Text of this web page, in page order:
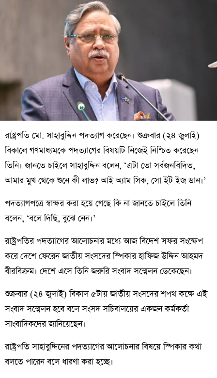
রাষ্ট্রপতি মো. সাহাবুদ্দিন পদত্যাগ করেছেন। শুক্রবার (২৪ জুলাই)
বিকালে গণমাধ্যমকে পদত্যাগের বিষয়টি নিজেই নিশ্চিত করেছেন
তিনি। জানতে চাইলে সাহাবুদ্দিন বলেন, ‘এটা তো সর্বজনবিদিত,
আমার মুখ থেকে শুনে কী লাভ? আই অ্যাম সিক, সো ইট ইজ ডান।’
পদত্যাগপত্রে স্বাক্ষর করা হয়ে গেছে কি না জানতে চাইলে তিনি
বলেন, ‘বলে দিছি, বুঝে নেন।’
রাষ্ট্রপতির পদত্যাগের আলোচনার মধ্যে আজ বিদেশ সফর সংক্ষেপ
করে দেশে ফেরেন জাতীয় সংসদের স্পিকার হাফিজ উদ্দিন আহমদ
বীরবিক্রম। দেশে এসে তিনি জরুরি সংবাদ সম্মেলন ডেকেছেন।
শুক্রবার (২৪ জুলাই) বিকাল ৫টায় জাতীয় সংসদের শপথ কক্ষে এই
সংবাদ সম্মেলন হবে বলে সংসদ সচিবালয়ের একজন কর্মকর্তা
সাংবাদিকদের জানিয়েছেন।
রাষ্ট্রপতি সাহাবুদ্দিনের পদত্যাগের আলোচনার বিষয়ে স্পিকার কথা
বলতে পারেন বলে ধারণা করা হচ্ছে।